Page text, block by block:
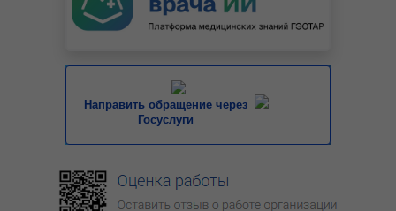
Направить обращение через
Госуслуги